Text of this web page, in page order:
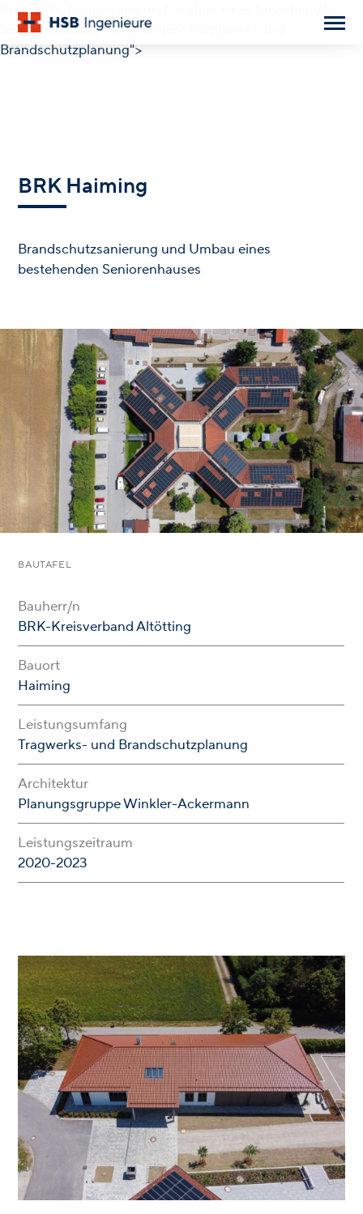
Brandschutzsanierung und Umbau eines bestehenden
Seniorenhauses – Leistungen: Tragwerks- und
Brandschutzplanung">
BRK Haiming
Brandschutzsanierung und Umbau eines
bestehenden Seniorenhauses
BAUTAFEL
Bauherr/n
BRK-Kreisverband Altötting
Bauort
Haiming
Leistungsumfang
Tragwerks- und Brandschutzplanung
Architektur
Planungsgruppe Winkler-Ackermann
Leistungszeitraum
2020-2023